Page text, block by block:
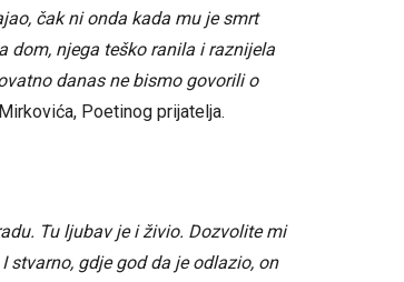
čak ni onda kada mu je smrt
dom, njega teško ranila i raznijela
danas ne bismo govorili o
Poetinog prijatelja.
Tu ljubav je i živio. Dozvolite mi
stvarno, gdje god da je odlazio, on